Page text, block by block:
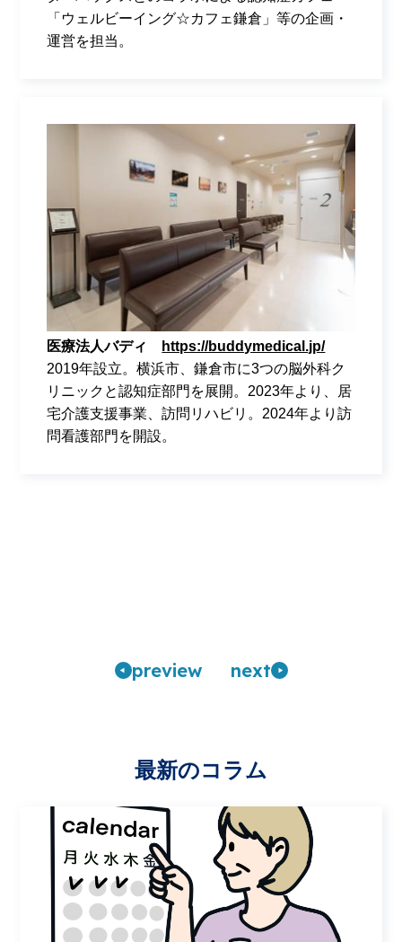
「ウェルビーイング☆カフェ鎌倉」等の企画・
運営を担当。
医療法人バディ
https://buddymedical.jp/
2019年設立。横浜市、鎌倉市に3つの脳外科ク
リニックと認知症部門を展開。2023年より、居
宅介護支援事業、訪問リハビリ。2024年より訪
問看護部門を開設。
preview next
最新のコラム